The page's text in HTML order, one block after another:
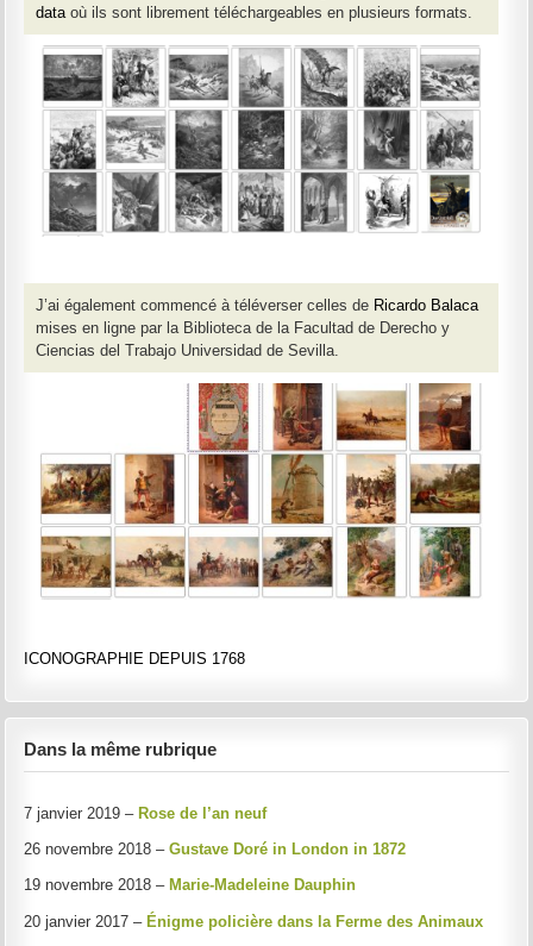
data où ils sont librement téléchargeables en plusieurs formats.
J’ai également commencé à téléverser celles de Ricardo Balaca
mises en ligne par la Biblioteca de la Facultad de Derecho y
Ciencias del Trabajo Universidad de Sevilla.
ICONOGRAPHIE DEPUIS 1768
Dans la même rubrique
7 janvier 2019 –Rose de l’an neuf
26 novembre 2018 –Gustave Doré in London in 1872
19 novembre 2018 – Marie-Madeleine Dauphin
20 janvier 2017 – Énigme policière dans la Ferme des Animaux